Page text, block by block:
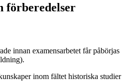
förberedelser
innan examensarbetet får påbörjas
inom fältet historiska studier